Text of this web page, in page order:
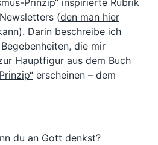
Prinzip“ inspirierte Rubrik
(den man hier
). Darin beschreibe ich
die mir
Hauptfigur aus dem Buch
erscheinen – dem
du an Gott denkst?